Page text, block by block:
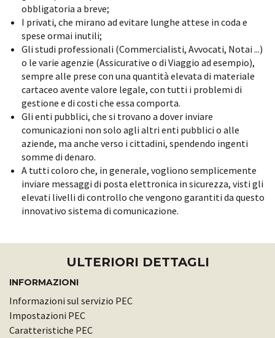
obbligatoria a breve;
I privati, che mirano ad evitare lunghe attese in coda e
spese ormai inutili;
Gli studi professionali (Commercialisti, Avvocati, Notai ...)
o le varie agenzie (Assicurative o di Viaggio ad esempio),
sempre alle prese con una quantità elevata di materiale
cartaceo avente valore legale, con tutti i problemi di
gestione e di costi che essa comporta.
Gli enti pubblici, che si trovano a dover inviare
comunicazioni non solo agli altri enti pubblici o alle
aziende, ma anche verso i cittadini, spendendo ingenti
somme di denaro.
A tutti coloro che, in generale, vogliono semplicemente
inviare messaggi di posta elettronica in sicurezza, visti gli
elevati livelli di controllo che vengono garantiti da questo
innovativo sistema di comunicazione.
ULTERIORI DETTAGLI
INFORMAZIONI
Informazioni sul servizio PEC
Impostazioni PEC
Caratteristiche PEC